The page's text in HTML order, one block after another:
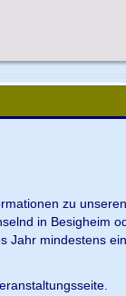
zu
in Besigheim
Jahr mindestens